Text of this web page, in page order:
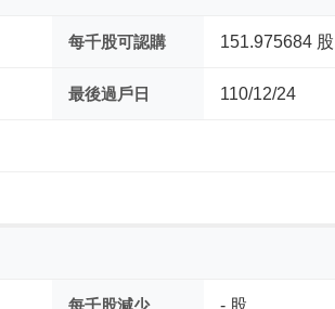
每千股可認購 151.975684 股
最後過戶日 110/12/24
每千股減少 - 股